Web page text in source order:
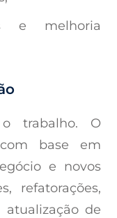
e melhoria
trabalho. O
base em
e novos
refatorações,
atualização de